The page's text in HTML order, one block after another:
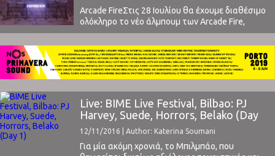
Arcade FireΣτις 28 Ιουλίου θα έχουμε διαθέσιμο
ολόκληρο το νέο άλμπουμ των Arcade Fire,
Everything Now. Η παραγωγή έγινε από τον
Thomas Bangalter των Daft Punk, με την πινελιά
του να είναι παραπάνω από εμφανής στα νέα
κομμάτια που έδωσαν στη δημοσιότητα, το
disco Signs Of Life και το electronic-based ...
Live: BIME Live Festival, Bilbao: PJ
Harvey, Suede, Horrors, Belako (Day
1)
12/11/2016 | Author: Katerina Soumani
Για μία ακόμη χρονιά, το Μπιλμπάο, που